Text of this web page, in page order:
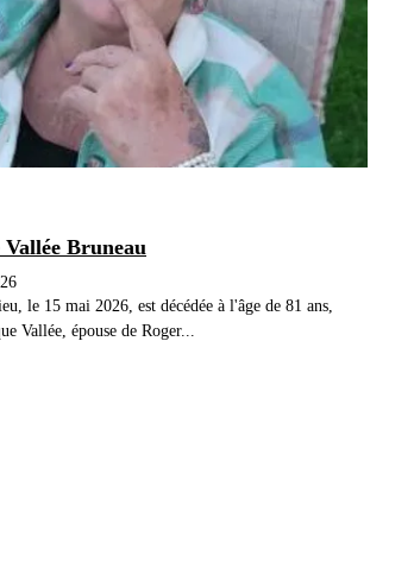
Bruneau
le 15 mai 2026, est décédée à l'âge de 81 ans,
Vallée, épouse de Roger...